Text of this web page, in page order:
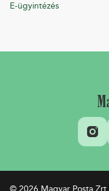
E-ügyintézés
© 2026 Magyar Posta Zrt.